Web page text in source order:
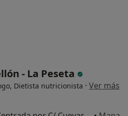
- La Peseta
Dietista nutricionista · Ver más